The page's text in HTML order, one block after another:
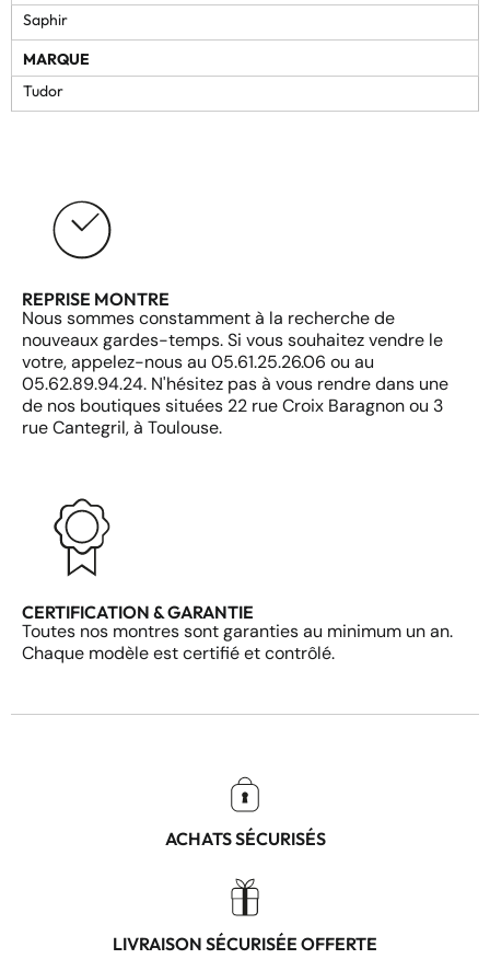
Saphir
MARQUE
Tudor
REPRISE MONTRE
Nous sommes constamment à la recherche de
nouveaux gardes-temps. Si vous souhaitez vendre le
votre, appelez-nous au 05.61.25.26.06 ou au
05.62.89.94.24. N'hésitez pas à vous rendre dans une
de nos boutiques situées 22 rue Croix Baragnon ou 3
rue Cantegril, à Toulouse.
CERTIFICATION & GARANTIE
Toutes nos montres sont garanties au minimum un an.
Chaque modèle est certifié et contrôlé.
ACHATS SÉCURISÉS
LIVRAISON SÉCURISÉE OFFERTE